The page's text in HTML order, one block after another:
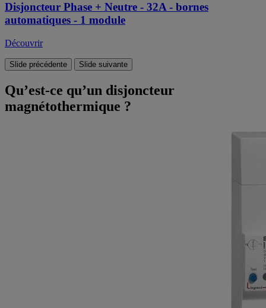
Disjoncteur Phase + Neutre - 32A - bornes
automatiques - 1 module
Découvrir
Slide précédente Slide suivante
Qu’est-ce qu’un disjoncteur
magnétothermique ?